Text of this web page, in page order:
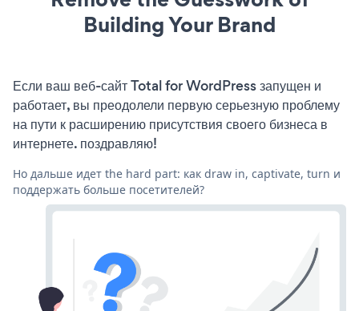
Building Your Brand
Если ваш веб-сайт Total for WordPress запущен и
работает, вы преодолели первую серьезную проблему
на пути к расширению присутствия своего бизнеса в
интернете. поздравляю!
Но дальше идет the hard part: как draw in, captivate, turn и
поддержать больше посетителей?